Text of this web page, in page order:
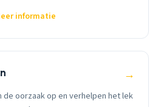
informatie
→
de oorzaak op en verhelpen het lek